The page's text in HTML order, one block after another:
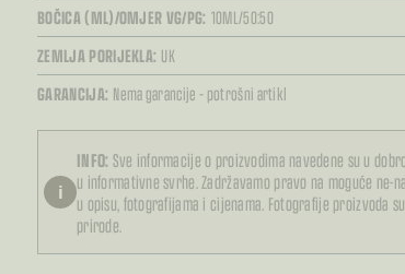
BOČICA (ML)/OMJER VG/PG: 10ML/50:50
ZEMLJA PORIJEKLA: UK
GARANCIJA: Nema garancije – potrošni artikl
i
INFO: Sve informacije o proizvodima navedene su u
u informativne svrhe. Zadržavamo pravo na moguće ne-
u opisu, fotografijama i cijenama. Fotografije proizvoda
prirode.